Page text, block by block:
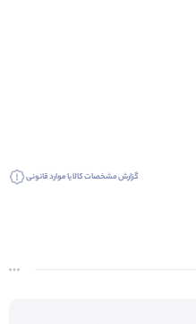
گزارش مشخصات کالا یا موارد قانونی